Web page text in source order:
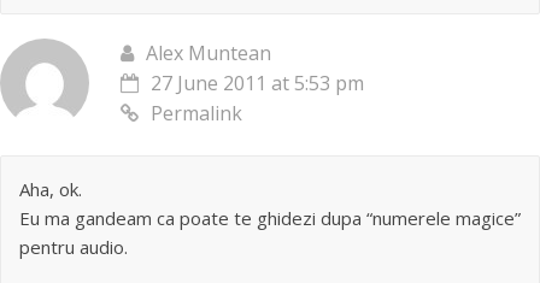
Alex Muntean
27 June 2011 at 5:53 pm
Permalink
Aha, ok.
Eu ma gandeam ca poate te ghidezi dupa “numerele magice”
pentru audio.